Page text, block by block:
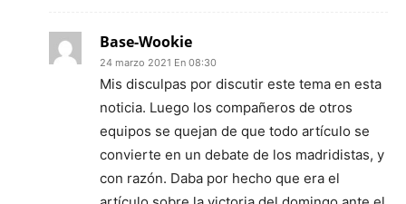
Base-Wookie
24 marzo 2021 En 08:30
Mis disculpas por discutir este tema en esta
noticia. Luego los compañeros de otros
equipos se quejan de que todo artículo se
convierte en un debate de los madridistas, y
con razón. Daba por hecho que era el